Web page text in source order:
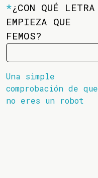
*¿CON QUÉ LETRA
EMPIEZA QUE
FEMOS?
Una simple
comprobación de que
no eres un robot